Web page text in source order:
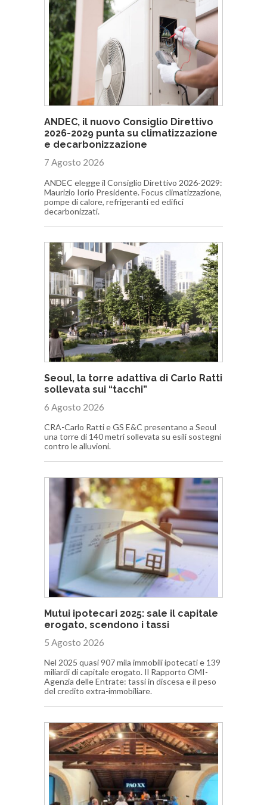
ANDEC, il nuovo Consiglio Direttivo
2026-2029 punta su climatizzazione
e decarbonizzazione
7 Agosto 2026
ANDEC elegge il Consiglio Direttivo 2026-2029:
Maurizio Iorio Presidente. Focus climatizzazione,
pompe di calore, refrigeranti ed edifici
decarbonizzati.
Seoul, la torre adattiva di Carlo Ratti
sollevata sui “tacchi”
6 Agosto 2026
CRA-Carlo Ratti e GS E&C presentano a Seoul
una torre di 140 metri sollevata su esili sostegni
contro le alluvioni.
Mutui ipotecari 2025: sale il capitale
erogato, scendono i tassi
5 Agosto 2026
Nel 2025 quasi 907 mila immobili ipotecati e 139
miliardi di capitale erogato. Il Rapporto OMI-
Agenzia delle Entrate: tassi in discesa e il peso
del credito extra-immobiliare.